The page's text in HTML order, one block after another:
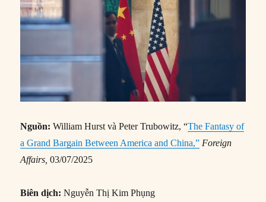
Nguồn:William Hurst và Peter Trubowitz, “The Fantasy of
a Grand Bargain Between America and China,” Foreign
Affairs,03/07/2025
Biên dịch:Nguyễn Thị Kim Phụng